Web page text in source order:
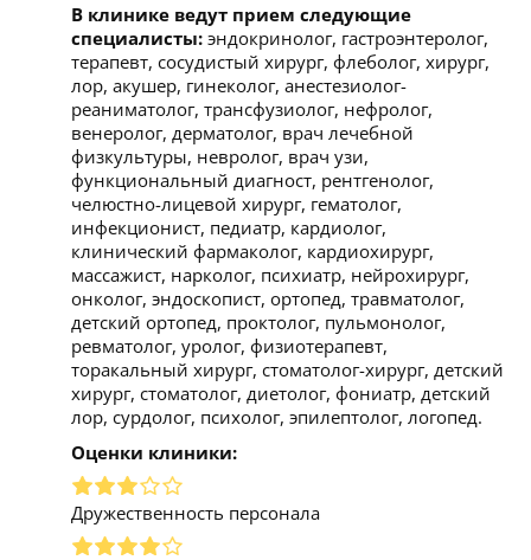
В клинике ведут прием следующие
специалисты: эндокринолог, гастроэнтеролог,
терапевт, сосудистый хирург, флеболог, хирург,
лор, акушер, гинеколог, анестезиолог-
реаниматолог, трансфузиолог, нефролог,
венеролог, дерматолог, врач лечебной
физкультуры, невролог, врач узи,
функциональный диагност, рентгенолог,
челюстно-лицевой хирург, гематолог,
инфекционист, педиатр, кардиолог,
клинический фармаколог, кардиохирург,
массажист, нарколог, психиатр, нейрохирург,
онколог, эндоскопист, ортопед, травматолог,
детский ортопед, проктолог, пульмонолог,
ревматолог, уролог, физиотерапевт,
торакальный хирург, стоматолог-хирург, детский
хирург, стоматолог, диетолог, фониатр, детский
лор, сурдолог, психолог, эпилептолог, логопед.
Оценки клиники:
Дружественность персонала